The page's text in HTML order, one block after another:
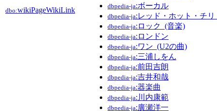
dbo:wikiPageWikiLink dbpedia-ja:ボーカル
dbpedia-ja:レッド・ホット・チ
dbpedia-ja:ロック_(音楽)
dbpedia-ja:ロンドン
dbpedia-ja:ワン_(U2の曲)
dbpedia-ja:三浦しをん
dbpedia-ja:前田吉朗
dbpedia-ja:吉井和哉
dbpedia-ja:器楽曲
dbpedia-ja:川内康範
dbpedia-ja:廣瀬洋一